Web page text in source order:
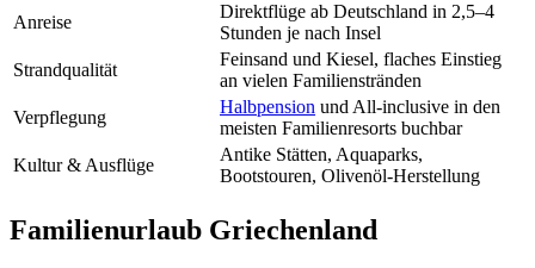
Anreise
Direktflüge ab Deutschland in 2,5–4
Stunden je nach Insel
Strandqualität
Feinsand und Kiesel, flaches Einstieg
an vielen Familienstränden
Verpflegung
Halbpension und All-inclusive in den
meisten Familienresorts buchbar
Kultur & Ausflüge
Antike Stätten, Aquaparks,
Bootstouren, Olivenöl-Herstellung
Familienurlaub Griechenland